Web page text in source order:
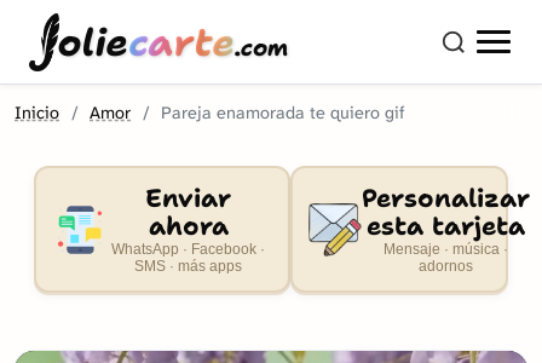
oliecarte.com
Inicio Amor Pareja enamorada te quiero gif
Enviar
ahora
WhatsApp · Facebook ·
SMS · más apps
Personalizar
esta tarjeta
Mensaje · música ·
adornos